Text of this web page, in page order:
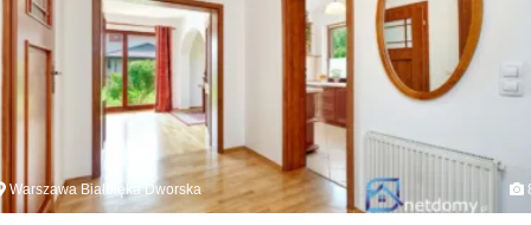
Warszawa Białołęka Dworska